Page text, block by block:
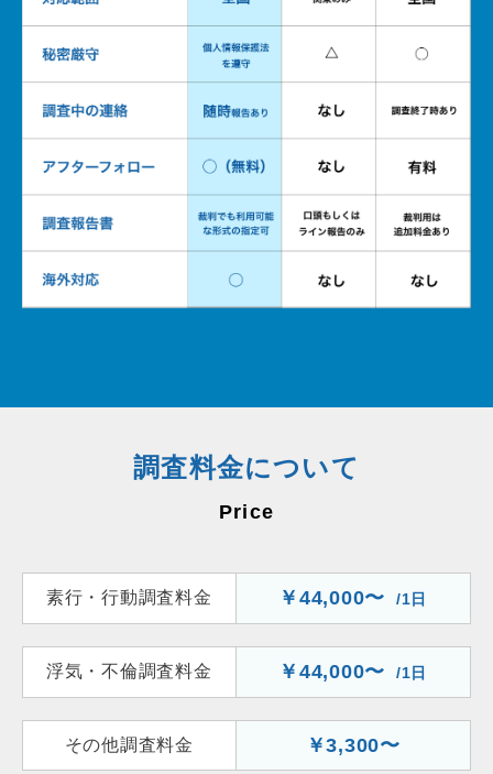
調査料金について
素行・行動調査料金 ￥44,000〜 /1日
浮気・不倫調査料金 ￥44,000〜 /1日
その他調査料金 ￥3,300〜